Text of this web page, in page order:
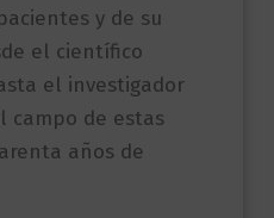
y de su
el científico
el investigador
campo de estas
años de